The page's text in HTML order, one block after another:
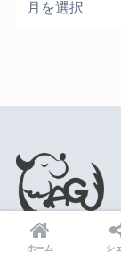
犬のしつけハ
ホーム シ